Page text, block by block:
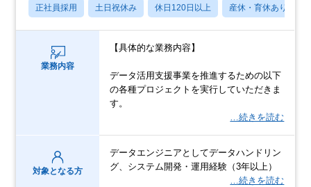
正社員採用 土日祝休み 休日120日以上 産休・育休あり
業務内容
【具体的な業務内容】
データ活用支援事業を推進するための以下
の各種プロジェクトを実行していただきま
す。
…続きを読む
対象となる方
データエンジニアとしてデータハンドリン
グ、システム開発・運用経験（3年以上）
…続きを読む